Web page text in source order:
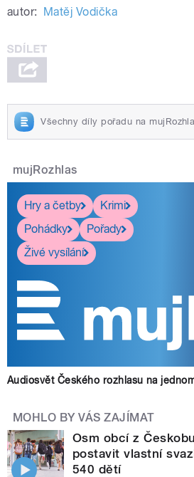
autor: Matěj Vodička
Všechny díly pořadu na
mujRozhlas
Hry a četby
Krimi
Pohádky
Pořady
Živé vysílání
Audiosvět Českého rozhlasu na
MOHLO BY VÁS ZAJÍMAT
Osm obcí z
postavit vlastní
540 dětí